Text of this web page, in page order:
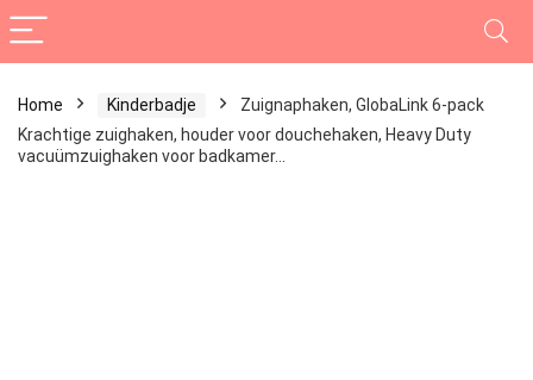
Home Kinderbadje
Zuignaphaken, GlobaLink 6-pack
Krachtige zuighaken, houder voor douchehaken, Heavy Duty
vacuümzuighaken voor badkamer…